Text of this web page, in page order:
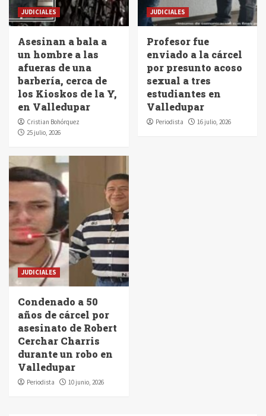
JUDICIALES
Asesinan a bala a
un hombre a las
afueras de una
barbería, cerca de
los Kioskos de la Y,
en Valledupar
Cristian Bohórquez
25 julio, 2026
JUDICIALES
Profesor fue
enviado a la cárcel
por presunto acoso
sexual a tres
estudiantes en
Valledupar
Periodista 16 julio, 2026
JUDICIALES
Condenado a 50
años de cárcel por
asesinato de Robert
Cerchar Charris
durante un robo en
Valledupar
Periodista 10 junio, 2026